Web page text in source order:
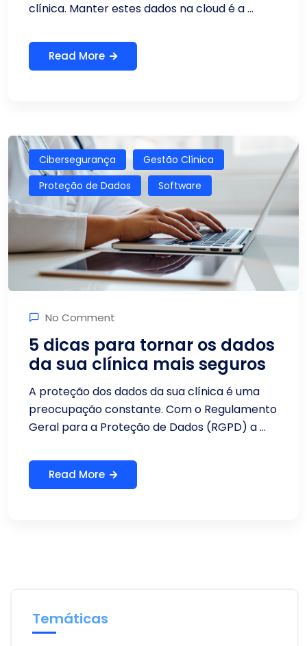
clínica. Manter estes dados na cloud é a ...
Read More
Cibersegurança
Gestão Clínica
Proteção de Dados
Software
No Comment
5 dicas para tornar os dados
da sua clínica mais seguros
A proteção dos dados da sua clínica é uma
preocupação constante. Com o Regulamento
Geral para a Proteção de Dados (RGPD) a ...
Read More
Temáticas